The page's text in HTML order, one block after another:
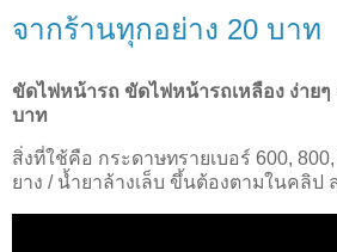
จากร้านทุกอย่าง 20 บาท
ขัดไฟหน้ารถ ขัดไฟหน้ารถเหลือง ง่ายๆ
บาท
สิ่งที่ใช้คือ กระดาษทรายเบอร์ 600,
ยาง / น้ำยาล้างเล็บ ขึ้นต้องตามในคลิป